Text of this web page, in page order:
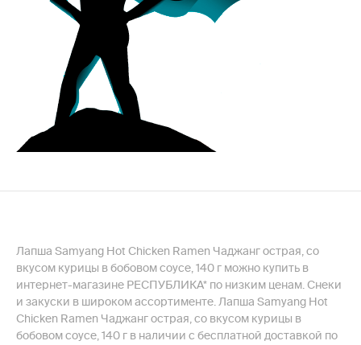
Лапша Samyang Hot Chicken Ramen Чаджанг острая, со
вкусом курицы в бобовом соусе, 140 г можно купить в
интернет-магазине РЕСПУБЛИКА* по низким ценам. Снеки
и закуски в широком ассортименте. Лапша Samyang Hot
Chicken Ramen Чаджанг острая, со вкусом курицы в
бобовом соусе, 140 г в наличии с бесплатной доставкой по